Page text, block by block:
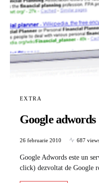
EXTRA
Google adwords
26 februarie 2010 687
Google Adwords este un
click) dezvoltat de Google